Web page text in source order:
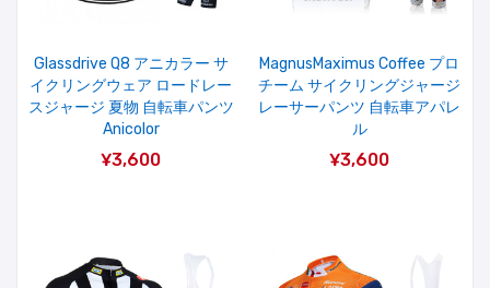
Glassdrive Q8 アニカラー サ
イクリングウェア ロードレー
スジャージ 夏物 自転車パンツ
Anicolor
¥3,600
MagnusMaximus Coffee プロ
チーム サイクリングジャージ
レーサーパンツ 自転車アパレ
ル
¥3,600